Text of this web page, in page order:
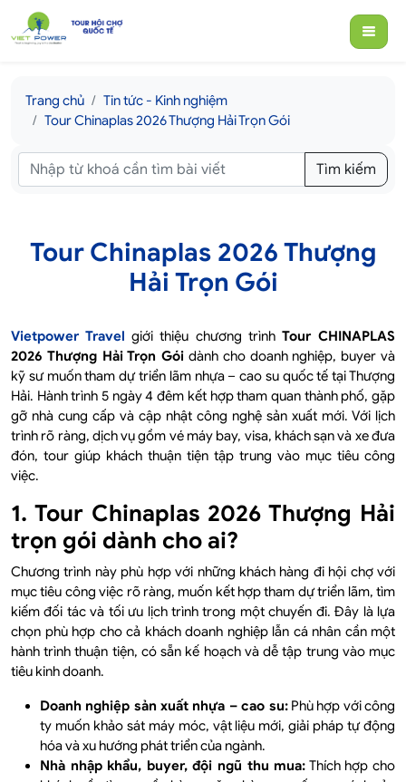
Trang chủ
Tin tức - Kinh nghiệm
Tour Chinaplas 2026 Thượng Hải Trọn Gói
Tìm kiếm
Tour Chinaplas 2026 Thượng
Hải Trọn Gói
Vietpower Travel giới thiệu chương trình Tour CHINAPLAS
2026 Thượng Hải Trọn Gói dành cho doanh nghiệp, buyer và
kỹ sư muốn tham dự triển lãm nhựa – cao su quốc tế tại Thượng
Hải. Hành trình 5 ngày 4 đêm kết hợp tham quan thành phố, gặp
gỡ nhà cung cấp và cập nhật công nghệ sản xuất mới. Với lịch
trình rõ ràng, dịch vụ gồm vé máy bay, visa, khách sạn và xe đưa
đón, tour giúp khách thuận tiện tập trung vào mục tiêu công
việc.
1. Tour Chinaplas 2026 Thượng Hải
trọn gói dành cho ai?
Chương trình này phù hợp với những khách hàng đi hội chợ với
mục tiêu công việc rõ ràng, muốn kết hợp tham dự triển lãm, tìm
kiếm đối tác và tối ưu lịch trình trong một chuyến đi. Đây là lựa
chọn phù hợp cho cả khách doanh nghiệp lẫn cá nhân cần một
hành trình thuận tiện, có sẵn kế hoạch và dễ tập trung vào mục
tiêu kinh doanh.
Doanh nghiệp sản xuất nhựa – cao su:Phù hợp với công
ty muốn khảo sát máy móc, vật liệu mới, giải pháp tự động
hóa và xu hướng phát triển của ngành.
Nhà nhập khẩu, buyer, đội ngũ thu mua: Thích hợp cho